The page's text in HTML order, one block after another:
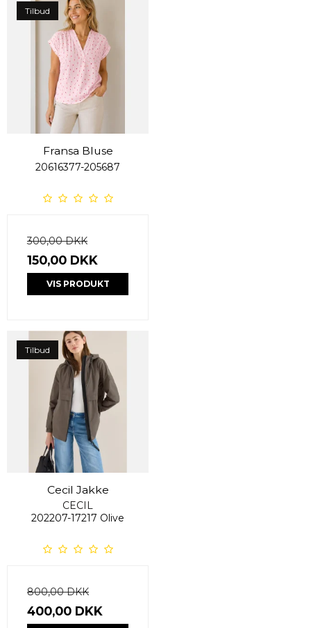
Tilbud
Fransa Bluse
20616377-205687
300,00 DKK
150,00 DKK
VIS PRODUKT
Tilbud
Cecil Jakke
CECIL
202207-17217 Olive
800,00 DKK
400,00 DKK